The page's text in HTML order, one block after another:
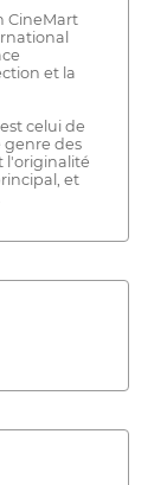
CineMart
et la
celui de
genre des
l'originalité
et